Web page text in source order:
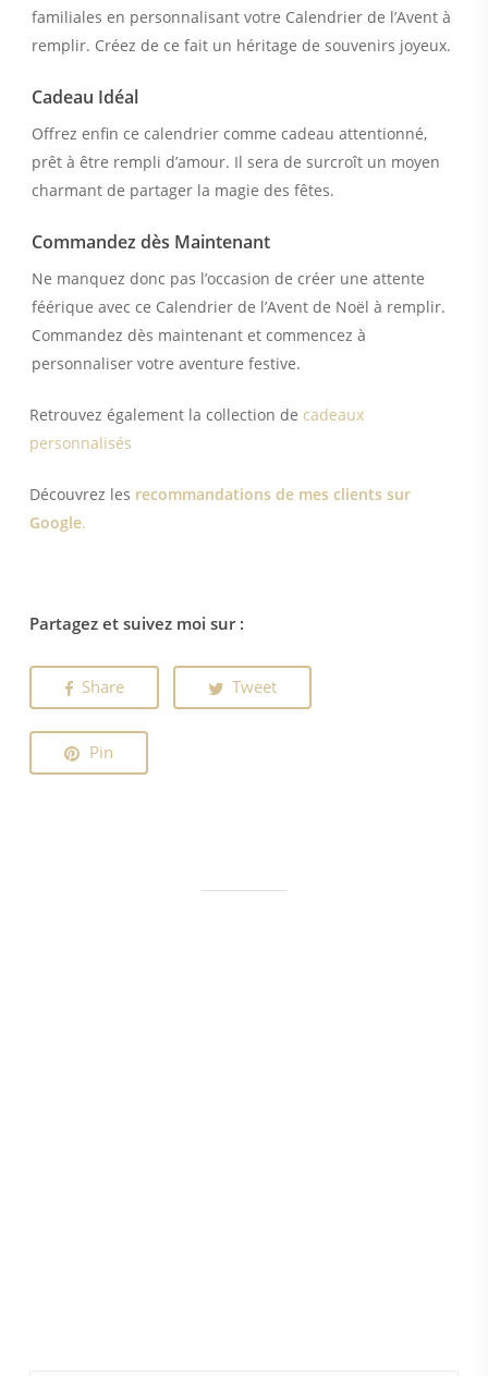
familiales en personnalisant votre Calendrier de l’Avent à
remplir. Créez de ce fait un héritage de souvenirs joyeux.
Cadeau Idéal
Offrez enfin ce calendrier comme cadeau attentionné,
prêt à être rempli d’amour. Il sera de surcroît un moyen
charmant de partager la magie des fêtes.
Commandez dès Maintenant
Ne manquez donc pas l’occasion de créer une attente
féérique avec ce Calendrier de l’Avent de Noël à remplir.
Commandez dès maintenant et commencez à
personnaliser votre aventure festive.
Retrouvez également la collection de cadeaux
personnalisés
Découvrez les recommandations de mes clients sur
Google.
Partagez et suivez moi sur :
Share Tweet
Pin